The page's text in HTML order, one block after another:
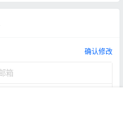
确认修改